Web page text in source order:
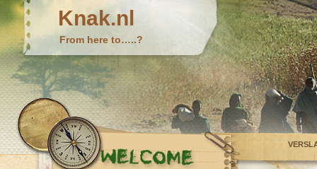
Knak.nl
From here to…..?